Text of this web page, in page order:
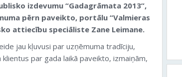
izdevumu “Gadagrāmata 2013”,
pērn paveikto, portālu “Valmieras
attiecību speciāliste Zane Leimane.
jau kļuvusi par uzņēmuma tradīciju,
par gada laikā paveikto, izmaiņām,